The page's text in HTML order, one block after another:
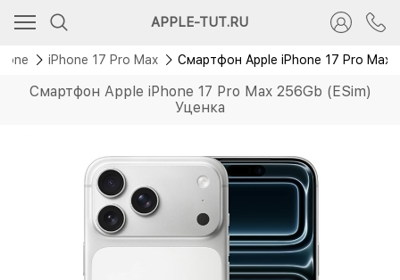
APPLE-TUT.RU
iPhone 17 Pro Max Смартфон Apple iPhone 17 Pro Max
Смартфон Apple iPhone 17 Pro Max 256Gb (ESim)
Уценка
Новинка